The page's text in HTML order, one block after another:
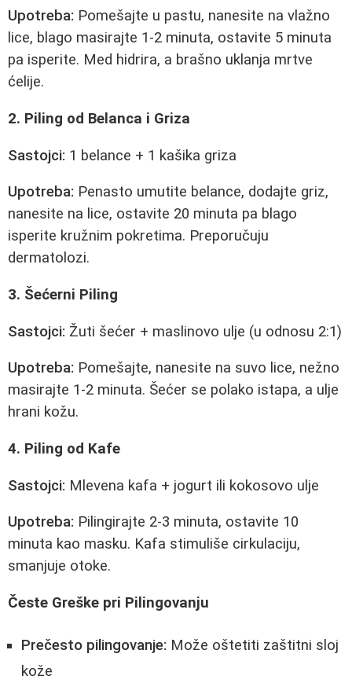
Upotreba: Pomešajte u pastu, nanesite na vlažno
lice, blago masirajte 1-2 minuta, ostavite 5 minuta
pa isperite. Med hidrira, a brašno uklanja mrtve
ćelije.
2. Piling od Belanca i Griza
Sastojci: 1 belance + 1 kašika griza
Upotreba: Penasto umutite belance, dodajte griz,
nanesite na lice, ostavite 20 minuta pa blago
isperite kružnim pokretima. Preporučuju
dermatolozi.
3. Šećerni Piling
Sastojci: Žuti šećer + maslinovo ulje (u odnosu 2:1)
Upotreba: Pomešajte, nanesite na suvo lice, nežno
masirajte 1-2 minuta. Šećer se polako istapa, a ulje
hrani kožu.
4. Piling od Kafe
Sastojci: Mlevena kafa + jogurt ili kokosovo ulje
Upotreba: Pilingirajte 2-3 minuta, ostavite 10
minuta kao masku. Kafa stimuliše cirkulaciju,
smanjuje otoke.
Česte Greške pri Pilingovanju
Prečesto pilingovanje: Može oštetiti zaštitni sloj
kože